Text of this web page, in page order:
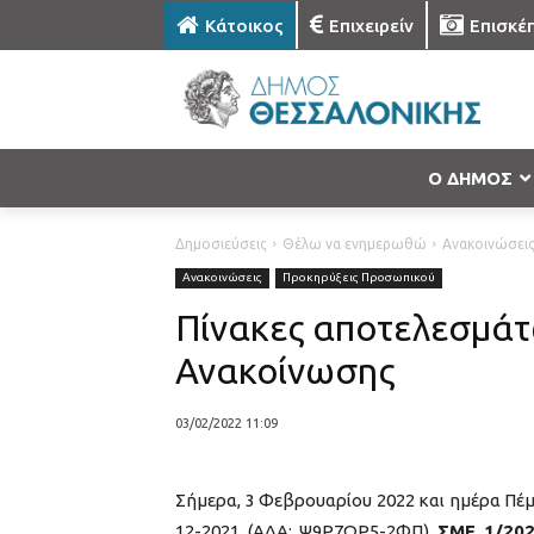
Κάτοικος Επιχειρείν
Ο ΔΗΜΟΣ
Δημοσιεύσεις Θέλω να ενημερωθώ Ανακοινώσεις
Ανακοινώσεις Προκηρύξεις Προσωπικού
Πίνακες
Ανακοίνωσης
03/02/2022 11:09
Σήμερα, 3 Φεβρουαρίου 2022 και ημέρα